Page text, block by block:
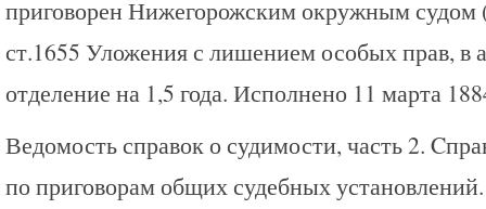
приговорен Нижегорожским окружным судом
ст.1655 Уложения с лишением особых прав, в
отделение на 1,5 года. Исполнено 11 марта
Ведомость справок о судимости, часть 2.
по приговорам общих судебных